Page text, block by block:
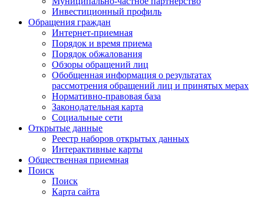
Инвестиционный профиль
Обращения граждан
Интернет-приемная
Порядок и время приема
Порядок обжалования
Обзоры обращений лиц
Обобщенная информация о результатах
рассмотрения обращений лиц и принятых мерах
Нормативно-правовая база
Законодательная карта
Социальные сети
Открытые данные
Реестр наборов открытых данных
Интерактивные карты
Общественная приемная
Поиск
Поиск
Карта сайта